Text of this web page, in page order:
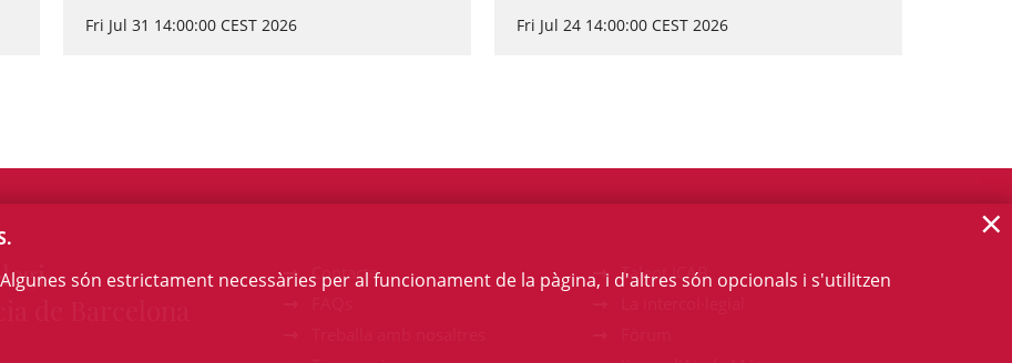
Fri Jul 31 14:00:00 CEST 2026 Fri Jul 24 14:00:00 CEST 2026
Contacte
Talent ICAB
són estrictament necessàries per al funcionament de la pàgina, i d'altres són opcionals i s'utilitzen
×